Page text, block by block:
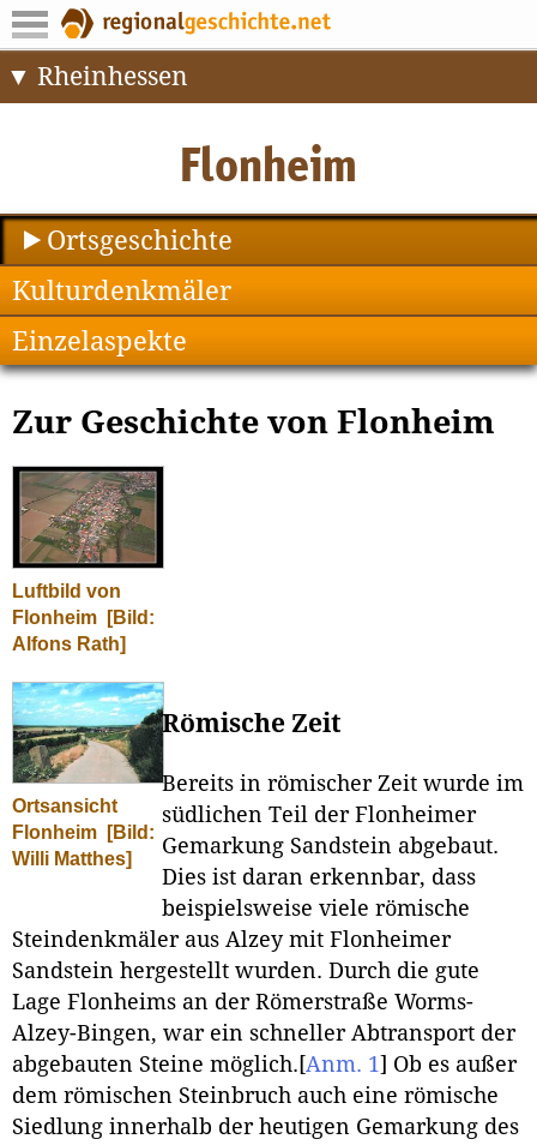
Rheinhessen
Ortsgeschichte
Kulturdenkmäler
Einzelaspekte
Zur Geschichte von Flonheim
Luftbild von
Flonheim
[Bild:
Alfons Rath]
Ortsansicht
Flonheim
[Bild:
Willi Matthes]
Römische Zeit
Bereits in römischer Zeit wurde im
südlichen Teil der Flonheimer
Gemarkung Sandstein abgebaut.
Dies ist daran erkennbar, dass
beispielsweise viele römische
Steindenkmäler aus Alzey mit Flonheimer
Sandstein hergestellt wurden. Durch die gute
Lage Flonheims an der Römerstraße Worms-
Alzey-Bingen, war ein schneller Abtransport der
abgebauten Steine möglich. [Anm. 1] Ob es außer
dem römischen Steinbruch auch eine römische
Siedlung innerhalb der heutigen Gemarkung des